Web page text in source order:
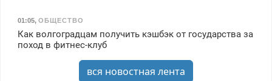
01:05, ОБЩЕСТВО
Как волгоградцам получить кэшбэк от государства за
поход в фитнес-клуб
вся новостная лента